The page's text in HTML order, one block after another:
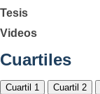
Tesis
Videos
Cuartiles
Cuartil 1 Cuartil 2